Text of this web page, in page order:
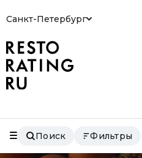
Санкт-Петербург
Поиск Фильтры